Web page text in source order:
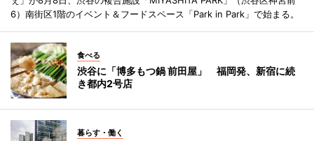
6）南街区1階のイベント＆フードスペース「Park in Park」で始まる。
食べる
渋谷に「博多もつ鍋 前田屋」 福岡発、新宿に続
き都内2号店
暮らす・働く